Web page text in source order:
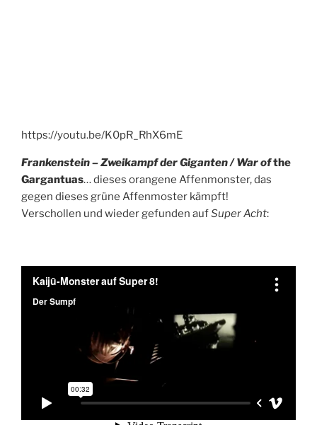
https://youtu.be/K0pR_RhX6mE
Frankenstein – Zweikampf der Giganten / War ofthe
Gargantuas… dieses orangene Affenmonster, das
gegen dieses grüne Affenmoster kämpft!
Verschollen und wieder gefunden aufSuper Acht: